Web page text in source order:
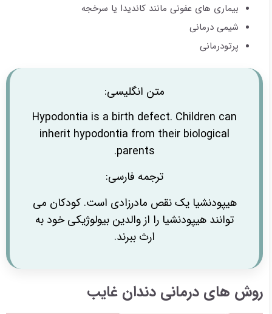
بیماری های عفونی مانند کاندیدا یا سرخجه
شیمی درمانی
پرتودرمانی
متن انگلیسی:
Hypodontia is a birth defect. Children can
inherit hypodontia from their biological
parents.
ترجمه فارسی:
هیپودنشیا یک نقص مادرزادی است. کودکان می
توانند هیپودنشیا را از والدین بیولوژیکی خود به
ارث ببرند.
روش های درمانی دندان غایب